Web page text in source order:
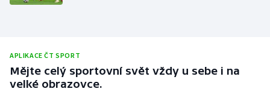
Parasport
Plážový volejbal
APLIKACE ČT SPORT
Mějte celý sportovní svět vždy u sebe i na
velké obrazovce.